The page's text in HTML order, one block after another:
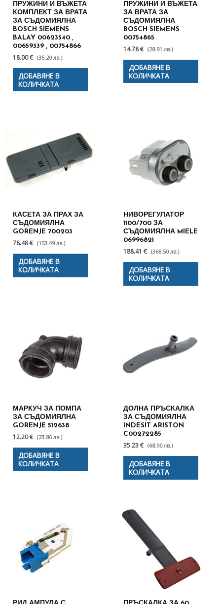
ПРУЖИНИ И ВЪЖЕТА
КОМПЛЕКТ ЗА ВРАТА
ЗА СЪДОМИЯЛНА
BOSCH SIEMENS
BALAY 00623540 ,
00659339 , 00754866
18.00 € (35.20 лв.)
ДОБАВЯНЕ В
КОЛИЧКАТА
ПРУЖИНИ И ВЪЖЕТА
ЗА ВРАТА ЗА
СЪДОМИЯЛНА
BOSCH SIEMENS
00754865
14.78 € (28.91 лв.)
ДОБАВЯНЕ В
КОЛИЧКАТА
КАСЕТА ЗА ПРАХ ЗА
СЪДОМИЯЛНА
GORENJE 700203
78.48 € (153.49 лв.)
ДОБАВЯНЕ В
КОЛИЧКАТА
НИВОРЕГУЛАТОР
1100/700 ЗА
СЪДОМИЯЛНА MIELE
06996821
188.41 € (368.50 лв.)
ДОБАВЯНЕ В
КОЛИЧКАТА
МАРКУЧ ЗА ПОМПА
ЗА СЪДОМИЯЛНА
GORENJE 512638
12.20 € (23.86 лв.)
ДОБАВЯНЕ В
КОЛИЧКАТА
ДОЛНА ПРЪСКАЛКА
ЗА СЪДОМИЯЛНА
INDESIT ARISTON
C00272285
35.23 € (68.90 лв.)
ДОБАВЯНЕ В
КОЛИЧКАТА